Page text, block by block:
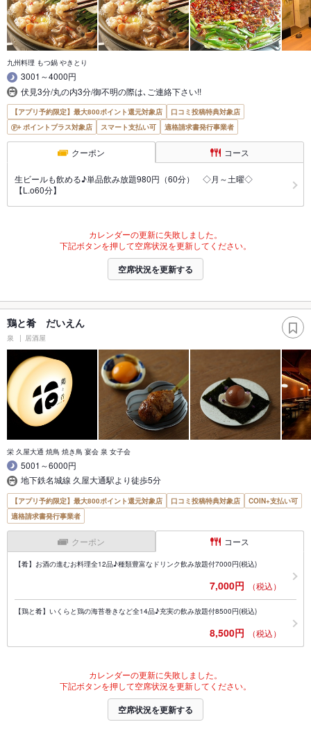
九州料理 もつ鍋 やきとり
3001～4000円
伏見3分/丸の内3分/御不明の際は､ご連絡下さい!!
【アプリ予約限定】最大800ポイント還元対象店
口コミ投稿特典対象店
ポイントプラス対象店
スマート支払い可 適格請求書発行事業者
クーポン コース
生ビールも飲める♪単品飲み放題980円（60分） ◇月～土曜◇
【L.o60分】
カレンダーの更新に失敗しました。
下記ボタンを押して空席状況を更新してください。
空席状況を更新する
鶏と肴 だいえん
泉 居酒屋
栄 久屋大通 焼鳥 焼き鳥 宴会 泉 女子会
5001～6000円
地下鉄名城線 久屋大通駅より徒歩5分
【アプリ予約限定】最大800ポイント還元対象店 口コミ投稿特典対象店
COIN+支払い可
適格請求書発行事業者
クーポン コース
【肴】お酒の進むお料理全12品♪種類豊富なドリンク飲み放題付7000円(税込)
7,000円 （税込）
【鶏と肴】いくらと鶏の海苔巻きなど全14品♪充実の飲み放題付8500円(税込)
8,500円 （税込）
カレンダーの更新に失敗しました。
下記ボタンを押して空席状況を更新してください。
空席状況を更新する